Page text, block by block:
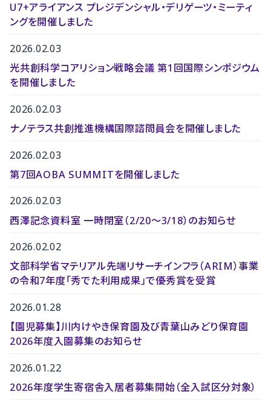
U7+アライアンス プレジデンシャル・デリゲーツ・ミーティ
ングを開催しました
2026.02.03
光共創科学コアリション戦略会議 第1回国際シンポジウム
を開催しました
2026.02.03
ナノテラス共創推進機構国際諮問員会を開催しました
2026.02.03
第7回AOBA SUMMITを開催しました
2026.02.03
西澤記念資料室 一時閉室（2/20～3/18）のお知らせ
2026.02.02
文部科学省マテリアル先端リサーチインフラ（ARIM）事業
の令和7年度「秀でた利用成果」で優秀賞を受賞
2026.01.28
【園児募集】川内けやき保育園及び青葉山みどり保育園
2026年度入園募集のお知らせ
2026.01.22
2026年度学生寄宿舎入居者募集開始（全入試区分対象）